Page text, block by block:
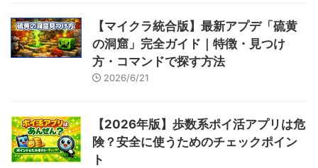
【マイクラ統合版】最新アプデ「硫黄
の洞窟」完全ガイド｜特徴・見つけ
方・コマンドで探す方法
2026/6/21
【2026年版】歩数系ポイ活アプリは危
険？安全に使うためのチェックポイン
ト